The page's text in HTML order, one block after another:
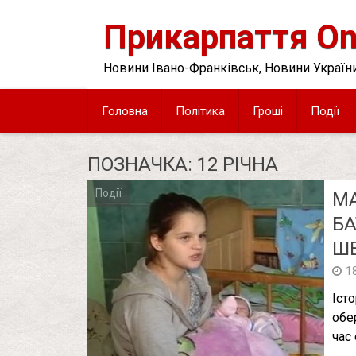
Прикарпаття
Новини Івано-Франківськ, Новини
Головна Політика Гроші Події
ПОЗНАЧКА: 12 РІЧНА
Події
час